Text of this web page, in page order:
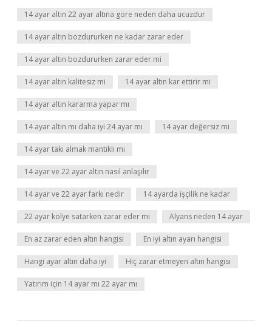
14 ayar altın 22 ayar altına göre neden daha ucuzdur
14 ayar altın bozdururken ne kadar zarar eder
14 ayar altın bozdururken zarar eder mi
14 ayar altın kalitesiz mi 14 ayar altın kar ettirir mi
14 ayar altın kararma yapar mı
14 ayar altın mı daha iyi 24 ayar mı 14 ayar değersiz mi
14 ayar takı almak mantıklı mı
14 ayar ve 22 ayar altın nasıl anlaşılır
14 ayar ve 22 ayar farkı nedir 14 ayarda işçilik ne kadar
22 ayar kolye satarken zarar eder mi Alyans neden 14 ayar
En az zarar eden altın hangisi En iyi altın ayarı hangisi
Hangi ayar altın daha iyi Hiç zarar etmeyen altın hangisi
Yatırım için 14 ayar mı 22 ayar mı